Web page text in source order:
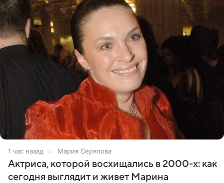
1 час назад Мария Серяпова
Актриса, которой восхищались в 2000-х: как
сегодня выглядит и живет Марина